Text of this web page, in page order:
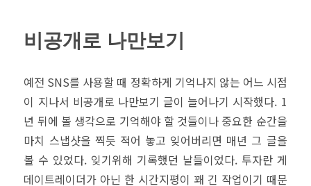
비공개로 나만보기
예전 SNS를 사용할 때 정확하게 기억나지 않는 어느 시점
이 지나서 비공개로 나만보기 글이 늘어나기 시작했다. 1
년 뒤에 볼 생각으로 기억해야 할 것들이나 중요한 순간을
마치 스냅샷을 찍듯 적어 놓고 잊어버리면 매년 그 글을
볼 수 있었다. 잊기위해 기록했던 날들이었다. 투자란 게
데이트레이더가 아닌 한 시간지평이 꽤 긴 작업이기 때문